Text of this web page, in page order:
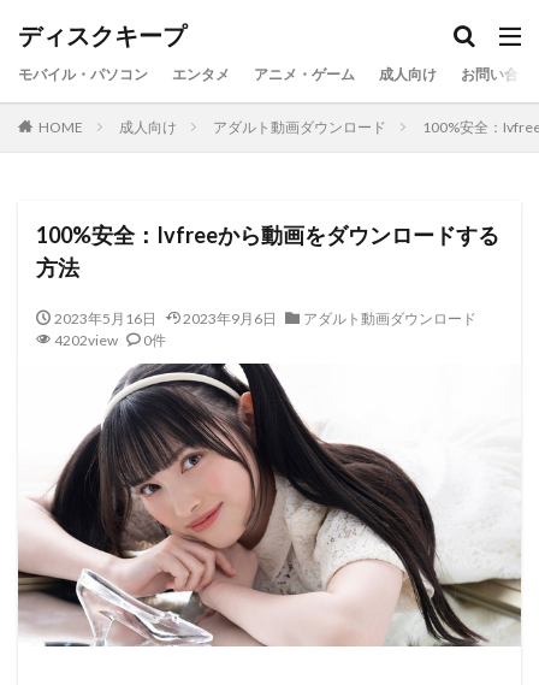
ディスクキープ
モバイル・パソコン エンタメ アニメ・ゲーム 成人向け お問い合わ
HOME 成人向け アダルト動画ダウンロード 100%安全：
100%安全：Ivfreeから動画をダウンロードする
方法
2023年5月16日 2023年9月6日
アダルト動画ダウンロード
4202view
0件